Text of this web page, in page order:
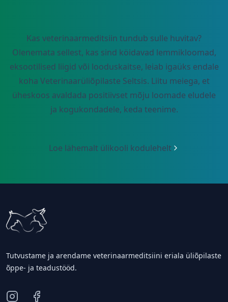
Kas veterinaarmeditsiin tundub sulle huvitav?
Olenemata sellest, kas sind köidavad lemmikloomad,
eksootilised liigid või looduskaitse, leiab igaüks endale
koha Veterinaarüliõpilaste Seltsis. Liitu meiega, et
üheskoos avaldada positiivset mõju loomade eludele
ja kogukondadele, keda teenime.
Loe lähemalt ülikooli kodulehelt
Tutvustame ja arendame veterinaarmeditsiini eriala üliõpilaste
õppe- ja teadustööd.
instagramfacebook